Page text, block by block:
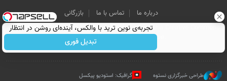
درباره ما تماس با ما
بازرگانی
All Content by Mehr News Agency is licensed under a Creative Commons
Attribution 4.0 International License.
طراحی خبرگزاری نستوه گرافیک: استودیو پیکسل
تجربه‌ی نوین ترید با والکس، آینده‌ای روشن در انتظار
شماست
تبدیل فوری